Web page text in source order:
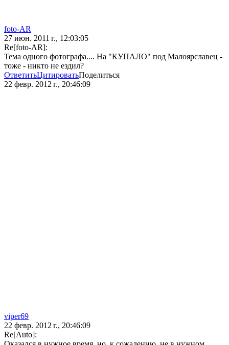
foto-AR
27 июн. 2011 г., 12:03:05
Re[foto-AR]:
Тема одного фотографа.... На "КУПАЛО" под Малоярславец -
тоже - никто не ездил?
ОтветитьЦитироватьПоделиться
22 февр. 2012 г., 20:46:09
viper69
22 февр. 2012 г., 20:46:09
Re[Auto]: